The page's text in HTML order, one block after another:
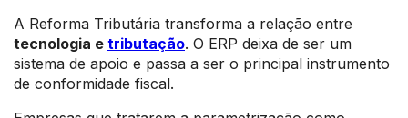
A Reforma Tributária transforma a relação entre
tecnologia e tributação. O ERP deixa de ser um
sistema de apoio e passa a ser o principal instrumento
de conformidade fiscal.